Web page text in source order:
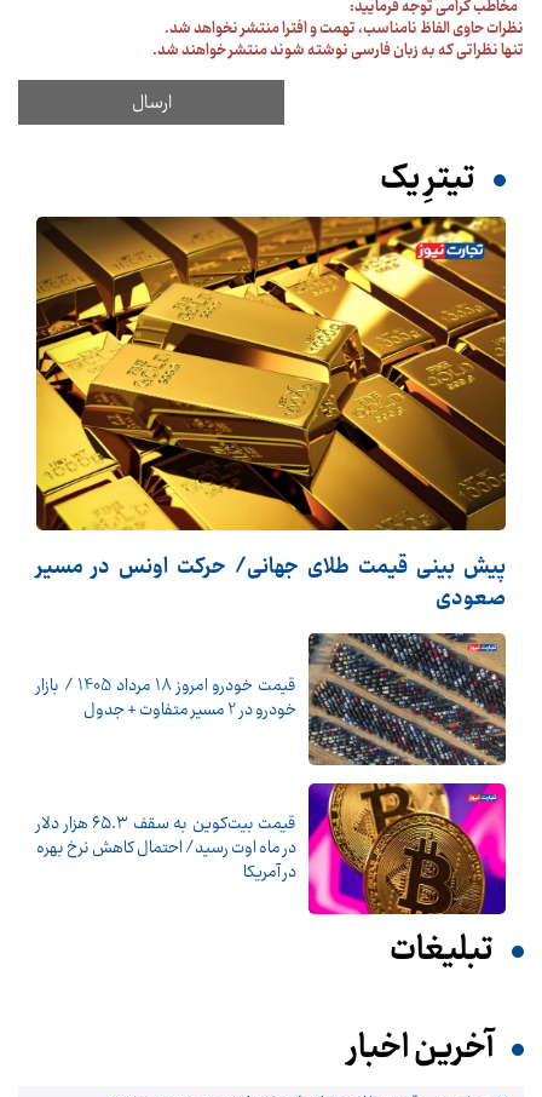
مخاطب گرامی توجه فرمایید:
نظرات حاوی الفاظ نامناسب، تهمت و افترا منتشر نخواهد شد.
تنها نظراتی که به زبان فارسی نوشته شوند منتشر خواهند شد.
تیترِ یک
پیش بینی قیمت طلای جهانی/ حرکت اونس در مسیر
صعودی
قیمت خودرو امروز 18 مرداد 1405 / بازار
خودرو در 2 مسیر متفاوت + جدول
قیمت بیت‌کوین به سقف ۶۵.۳ هزار دلار
در ماه اوت رسید/ احتمال کاهش نرخ بهره
در آمریکا
تبلیغات
آخرین اخبار